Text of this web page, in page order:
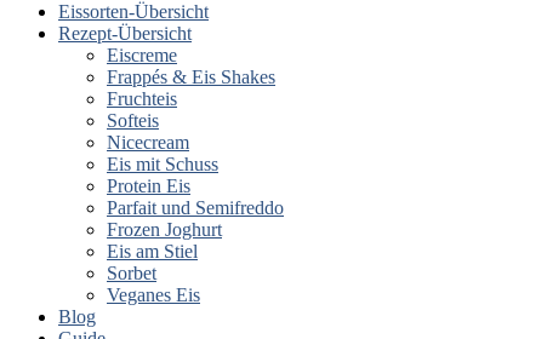
Eissorten-Übersicht
Rezept-Übersicht
Eiscreme
Frappés & Eis Shakes
Fruchteis
Softeis
Nicecream
Eis mit Schuss
Protein Eis
Parfait und Semifreddo
Frozen Joghurt
Eis am Stiel
Sorbet
Veganes Eis
Blog